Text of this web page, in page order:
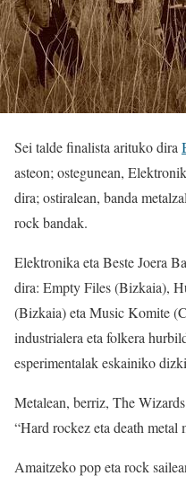
Sei talde finalista arituko dira
asteon; ostegunean,
dira; ostiralean, banda
rock bandak.
Elektronika eta Beste Joera
dira: Empty Files (Bizkaia),
(Bizkaia) eta Music Komite
industrialera eta folkera
esperimentalak eskainiko
Metalean, berriz, The
“Hard rockez eta death
Amaitzeko pop eta rock